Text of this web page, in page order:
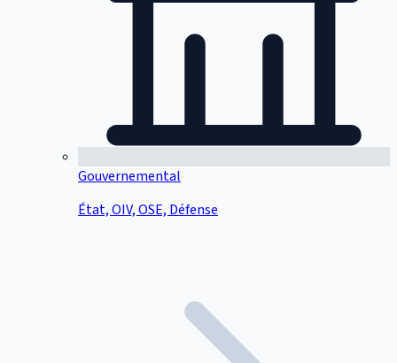
Gouvernemental
État, OIV, OSE, Défense